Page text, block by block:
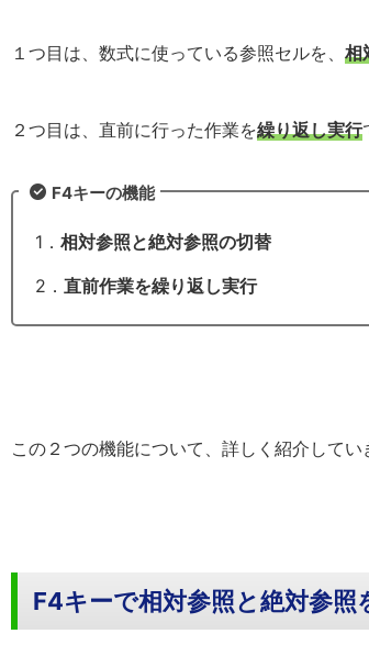
１つ目は、数式に使っている参照セルを、 相
２つ目は、直前に行った作業を繰り返し実行
F4キーの機能
1． 相対参照と絶対参照の切替
2． 直前作業を繰り返し実行
この２つの機能について、詳しく紹介してい
F4キーで相対参照と絶対参照